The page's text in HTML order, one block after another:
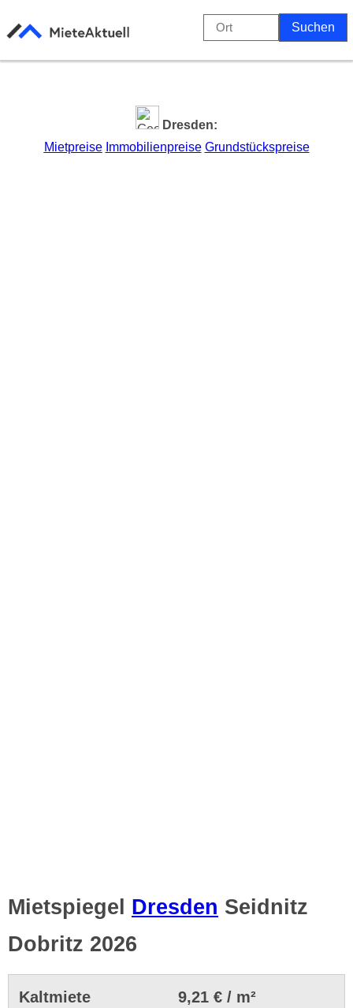
Dresden:
Mietpreise Immobilienpreise Grundstückspreise
Mietspiegel Dresden Seidnitz
Dobritz 2026
Kaltmiete
9,21 € / m²